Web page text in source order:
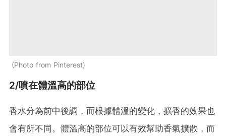
Photo from Pinterest
2/噴在體溫高的部位
香水分為前中後調，而根據體溫的變化，擴香的效果也
會有所不同。體溫高的部位可以有效幫助香氣擴散，而